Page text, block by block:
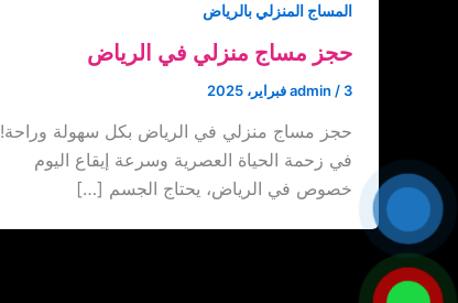
المساج المنزلي بالرياض
حجز مساج منزلي في الرياض
admin / 3 فبراير، 2025
حجز مساج منزلي في الرياض بكل سهولة وراحة!
في زحمة الحياة العصرية وسرعة إيقاع اليوم
خصوص في الرياض، يحتاج الجسم […]